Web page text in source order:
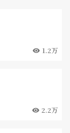
1.2万
2.2万